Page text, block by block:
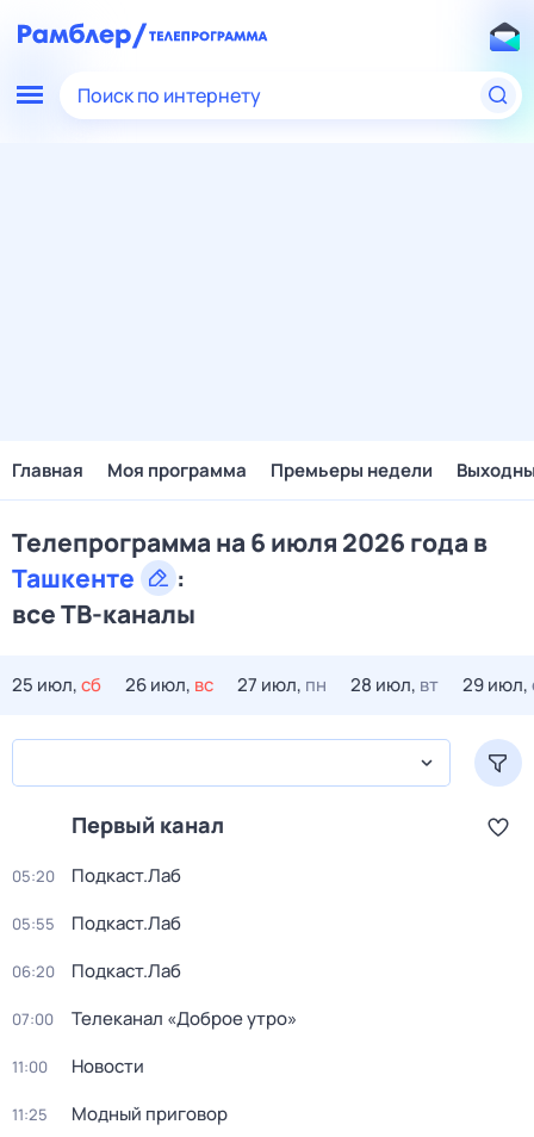
Поиск по интернету
Главная Моя программа Премьеры недели
Телепрограмма на 6 июля 2026 года в
Ташкенте
:
все ТВ-каналы
25 июл,сб 26 июл, вс 27 июл, пн 28 июл, вт 29 июл,
Первый канал
05:20 Подкаст.Лаб
05:55 Подкаст.Лаб
06:20 Подкаст.Лаб
07:00 Телеканал «Доброе утро»
11:00 Новости
11:25 Модный приговор